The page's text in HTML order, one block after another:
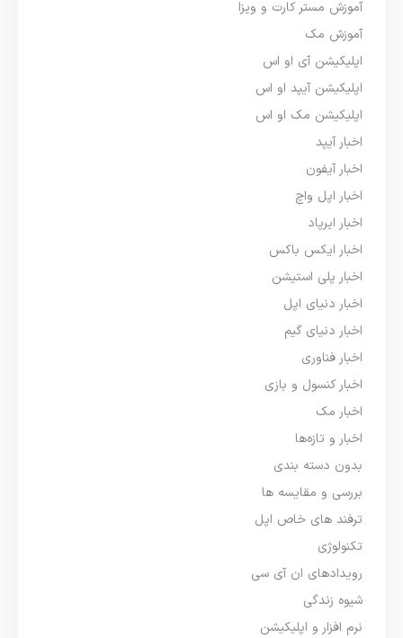
آموزش مستر کارت و ویزا
آموزش مک
اپلیکیشن آی او اس
اپلیکیشن آیپد او اس
اپلیکیشن مک او اس
اخبار آیپد
اخبار آیفون
اخبار اپل واچ
اخبار ایرپاد
اخبار ایکس باکس
اخبار پلی استیشن
اخبار دنیای اپل
اخبار دنیای گیم
اخبار فناوری
اخبار کنسول و بازی
اخبار مک
اخبار و تازه‌ها
بدون دسته بندی
بررسی و مقایسه ها
ترفند های خاص اپل
تکنولوژی
رویدادهای ان آی سی
شیوه زندگی
نرم افزار و اپلیکیشن